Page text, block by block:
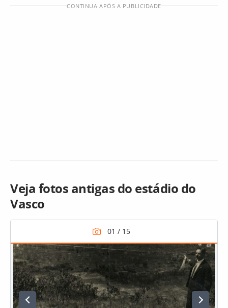
CONTINUA APÓS A PUBLICIDADE
Veja fotos antigas do estádio do
Vasco